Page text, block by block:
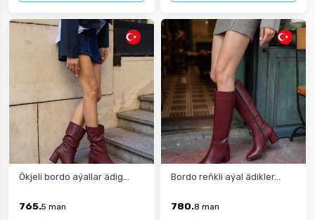
Ökjeli bordo aýallar ädig...
765.5 man
Bordo reňkli aýal ädikler...
780.8 man